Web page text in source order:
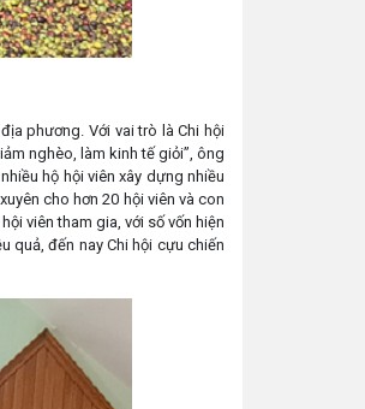
phương. Với vai trò là Chi hội
nghèo, làm kinh tế giỏi”, ông
hộ hội viên xây dựng nhiều
cho hơn 20 hội viên và con
viên tham gia, với số vốn hiện
quả, đến nay Chi hội cựu chiến